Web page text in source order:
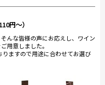
円～）
んな皆様の声にお応えし、ワイン
用意しました。
ますので用途に合わせてお選び